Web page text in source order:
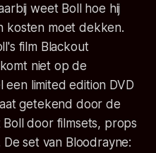
weet Boll hoe hij
kosten moet dekken.
film Blackout
niet op de
een limited edition DVD
getekend door de
door filmsets, props
set van Bloodrayne: